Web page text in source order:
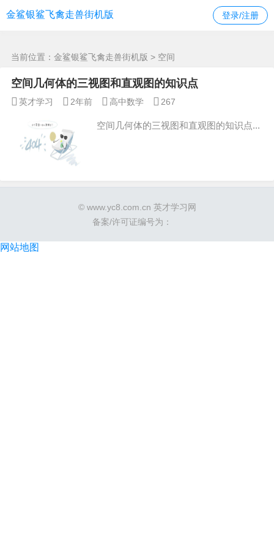
金鲨银鲨飞禽走兽街机版
登录/注册
当前位置： 金鲨银鲨飞禽走兽街机版 > 空间
空间几何体的三视图和直观图的知识点
英才学习 2年前 高中数学 267
空间几何体的三视图和直观图的知识点...
© www.yc8.com.cn 英才学习网
备案/许可证编号为：
网站地图